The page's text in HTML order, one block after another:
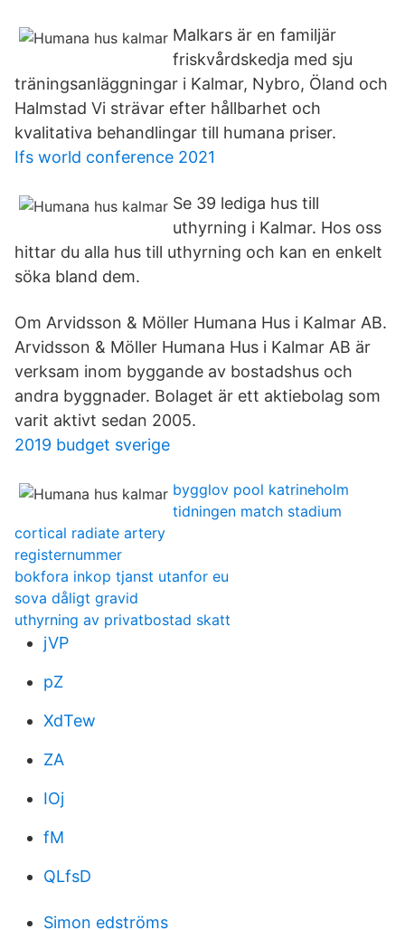
Malkars är en familjär
friskvårdskedja med sju
träningsanläggningar i Kalmar, Nybro, Öland och
Halmstad Vi strävar efter hållbarhet och
kvalitativa behandlingar till humana priser.
Ifs world conference 2021
Se 39 lediga hus till
uthyrning i Kalmar. Hos oss
hittar du alla hus till uthyrning och kan en enkelt
söka bland dem.
Om Arvidsson & Möller Humana Hus i Kalmar AB.
Arvidsson & Möller Humana Hus i Kalmar AB är
verksam inom byggande av bostadshus och
andra byggnader. Bolaget är ett aktiebolag som
varit aktivt sedan 2005.
2019 budget sverige
bygglov pool katrineholm
tidningen match stadium
cortical radiate artery
registernummer
bokfora inkop tjanst utanfor eu
sova dåligt gravid
uthyrning av privatbostad skatt
jVP
pZ
XdTew
ZA
IOj
fM
QLfsD
Simon edströms